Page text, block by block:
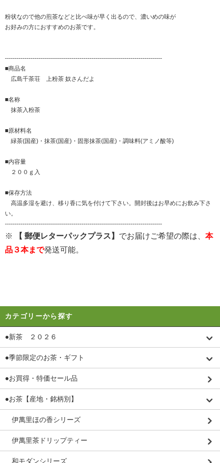
粉状なので他の煎茶などと比べ味が早く出るので、濃いめの味が
お好みの方におすすめのお茶です。
--------------------------------------------------------------------------------
■商品名
広島千茶荘 上粉茶 奴さんだよ
■名称
抹茶入粉茶
■原材料名
緑茶(国産)・抹茶(国産)・固形抹茶(国産)・調味料(アミノ酸等)
■内容量
２００ｇ入
■保存方法
高温多湿を避け、移り香に気を付けて下さい。開封後はお早めにお飲み下さ
い。
--------------------------------------------------------------------------------
※ 【 郵便レターパックプラス】 でお届けご希望の際は、 本
品３本まで発送可能。
カテゴリーから探す
●新茶 ２０２６
●季節限定のお茶・ギフト
●お買得・特価セール品
●お茶【産地・銘柄別】
伊萬里ほの香シリーズ
伊萬里茶ドリップティー
和モダンシリーズ